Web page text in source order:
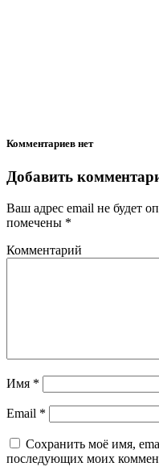
Комментариев нет
Добавить
Ваш адрес email не будет
помечены *
Комментарий
Имя *
Email *
Сохранить моё имя,
последующих моих